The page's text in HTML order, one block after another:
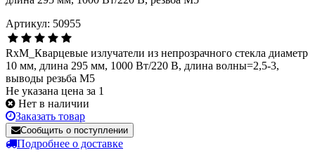
Артикул: 50955
RxM_Кварцевые излучатели из непрозрачного стекла диаметр
10 мм, длина 295 мм, 1000 Вт/220 В, длина волны=2,5-3,
выводы резьба М5
Не указана цена за 1
Нет в наличии
Заказать товар
Сообщить о поступлении
Подробнее о доставке